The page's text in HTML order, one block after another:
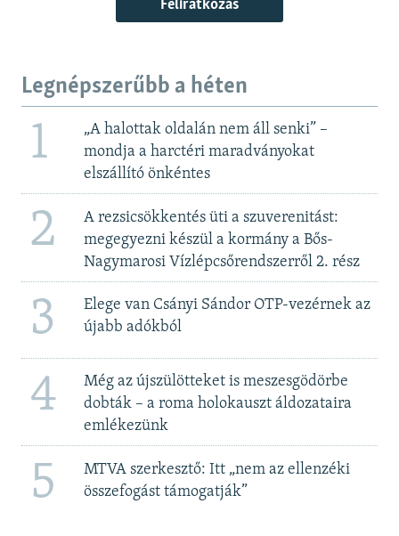
Feliratkozás
Legnépszerűbb a héten
1
„A halottak oldalán nem áll senki” –
mondja a harctéri maradványokat
elszállító önkéntes
2
A rezsicsökkentés üti a szuverenitást:
megegyezni készül a kormány a Bős-
Nagymarosi Vízlépcsőrendszerről 2. rész
3
Elege van Csányi Sándor OTP-vezérnek az
újabb adókból
4
Még az újszülötteket is meszesgödörbe
dobták – a roma holokauszt áldozataira
emlékezünk
5
MTVA szerkesztő: Itt „nem az ellenzéki
összefogást támogatják”